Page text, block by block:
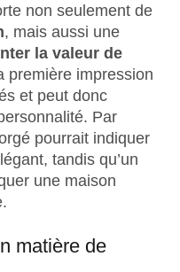
non seulement de
, mais aussi une
la valeur de
première impression
et peut donc
Par
pourrait indiquer
tandis qu’un
une maison
matière de